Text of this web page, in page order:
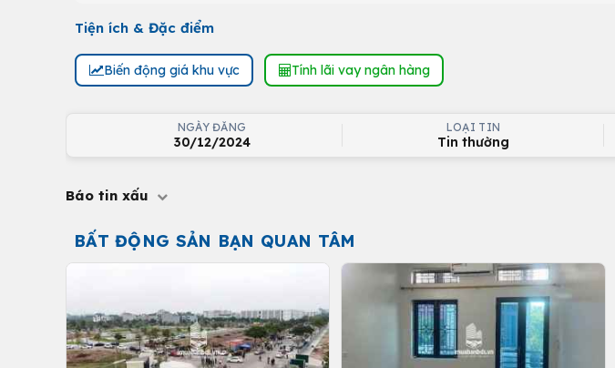
Tiện ích & Đặc điểm
Biến động giá khu vực Tính lãi vay ngân hàng
NGÀY ĐĂNG
30/12/2024
LOẠI TIN
Tin thường
Báo tin xấu
BẤT ĐỘNG SẢN BẠN QUAN TÂM